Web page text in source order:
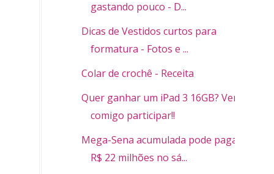
gastando pouco - D...
Dicas de Vestidos curtos para
formatura - Fotos e ...
Colar de crochê - Receita
Quer ganhar um iPad 3 16GB? Vem
comigo participar!!
Mega-Sena acumulada pode pagar
R$ 22 milhões no sá...